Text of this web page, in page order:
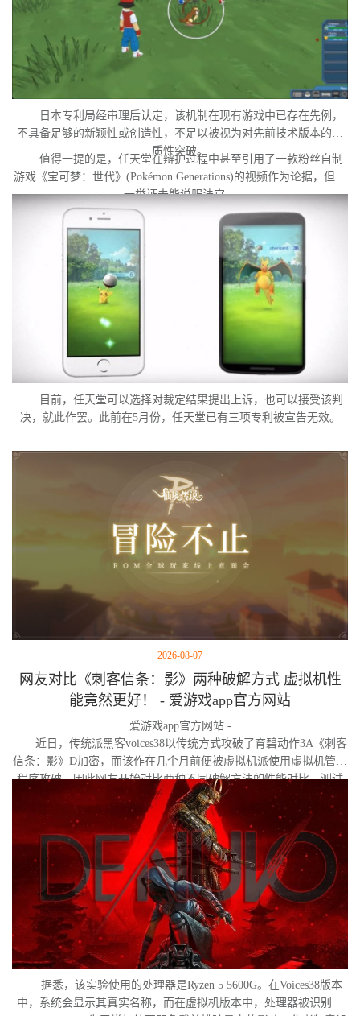
日本专利局经审理后认定，该机制在现有游戏中已存在先例，
不具备足够的新颖性或创造性，不足以被视为对先前技术版本的实
质性突破。
值得一提的是，任天堂在辩护过程中甚至引用了一款粉丝自制
游戏《宝可梦：世代》(Pokémon Generations)的视频作为论据，但这
一举证未能说服法官。
目前，任天堂可以选择对裁定结果提出上诉，也可以接受该判
决，就此作罢。此前在5月份，任天堂已有三项专利被宣告无效。
2026-08-07
网友对比《刺客信条：影》两种破解方式 虚拟机性
能竟然更好！ - 爱游戏app官方网站
爱游戏app官方网站 -
近日，传统派黑客voices38以传统方式攻破了育碧动作3A《刺客
信条：影》D加密，而该作在几个月前便被虚拟机派使用虚拟机管理
程序攻破。因此网友开始对比两种不同破解方法的性能对比。测试
作者决定验证，虚拟机管理程序是否真的会像许多玩家认为的那
样，导致明显的帧数下降。
据悉，该实验使用的处理器是Ryzen 5 5600G。在Voices38版本
中，系统会显示其真实名称，而在虚拟机版本中，处理器被识别为